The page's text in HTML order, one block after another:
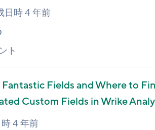
日時4 年前
ト
Fantastic Fields and Where to
Custom Fields in Wrike
4 年前